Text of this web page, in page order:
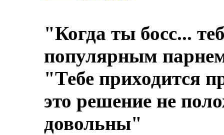
"Когда ты босс...
популярным
"Тебе приходится
это решение не
довольны"